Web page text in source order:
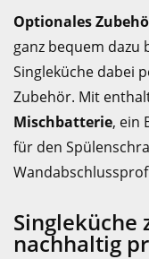
Optionales
ganz bequem dazu
Singleküche dabei
Zubehör. Mit
Mischbatterie, ein
für den
Singleküche
nachhaltig